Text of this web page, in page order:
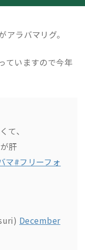
ラバマリグ。
ていますので今年
て、
肝
マ#フリーフォ
December